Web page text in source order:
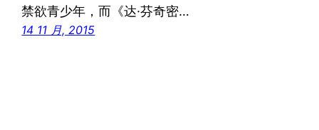
禁欲青少年，而《达·芬奇密…
14 11 月, 2015